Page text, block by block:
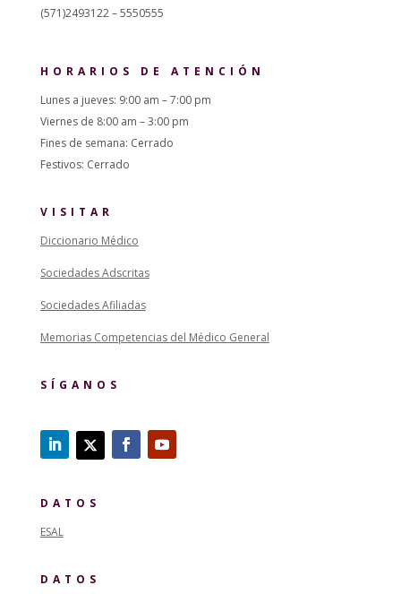
(571)2493122 – 5550555
HORARIOS DE ATENCIÓN
Lunes a jueves: 9:00 am – 7:00 pm
Viernes de 8:00 am – 3:00 pm
Fines de semana: Cerrado
Festivos: Cerrado
VISITAR
Diccionario Médico
Sociedades Adscritas
Sociedades Afiliadas
Memorias Competencias del Médico General
SÍGANOS
DATOS
ESAL
DATOS